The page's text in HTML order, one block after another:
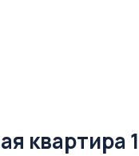
квартира